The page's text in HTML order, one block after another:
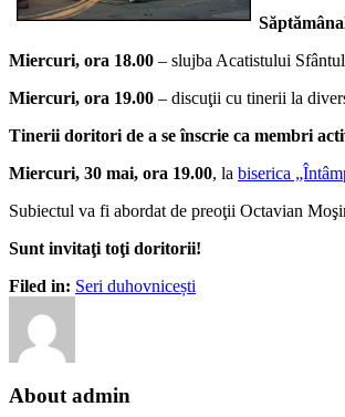
Miercuri, ora 18.00 – slujba Acatistului
Miercuri, ora 19.00 – discuţii cu tinerii la
Tinerii doritori de a se înscrie ca membri
Miercuri, 30 mai, ora 19.00, la biserica
Subiectul va fi abordat de preoţii Octavian
Sunt invitaţi toţi doritorii!
Filed in: Seri duhovnicești
About admin